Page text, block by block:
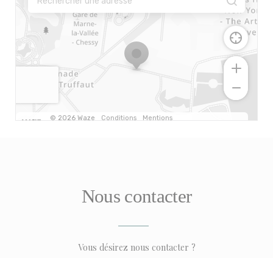
Nous contacter
Vous désirez nous contacter ?